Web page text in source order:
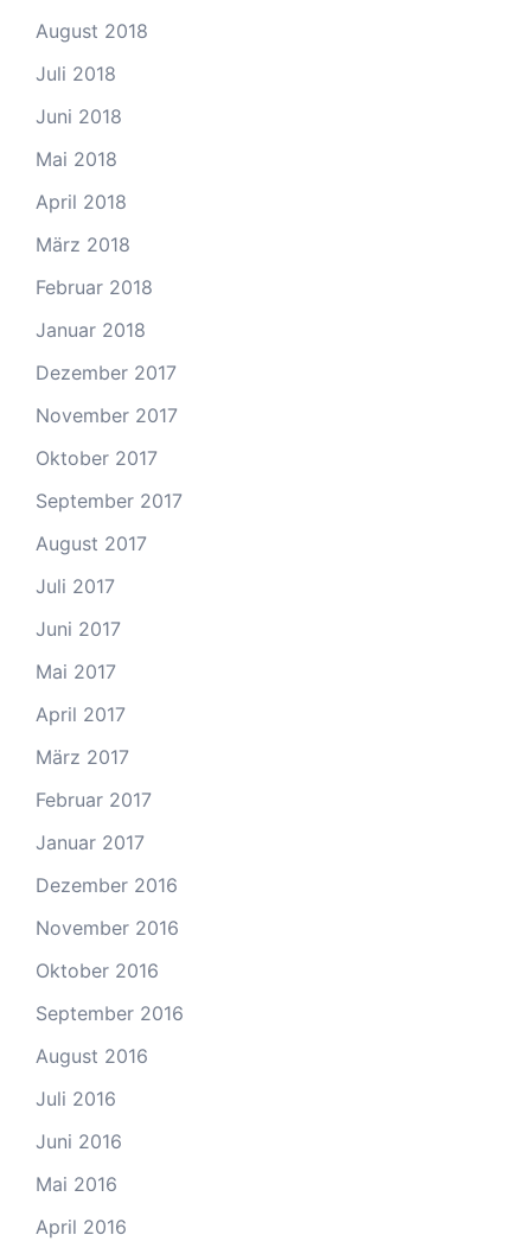
August 2018
Juli 2018
Juni 2018
Mai 2018
April 2018
März 2018
Februar 2018
Januar 2018
Dezember 2017
November 2017
Oktober 2017
September 2017
August 2017
Juli 2017
Juni 2017
Mai 2017
April 2017
März 2017
Februar 2017
Januar 2017
Dezember 2016
November 2016
Oktober 2016
September 2016
August 2016
Juli 2016
Juni 2016
Mai 2016
April 2016